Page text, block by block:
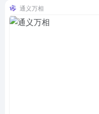
通义万相